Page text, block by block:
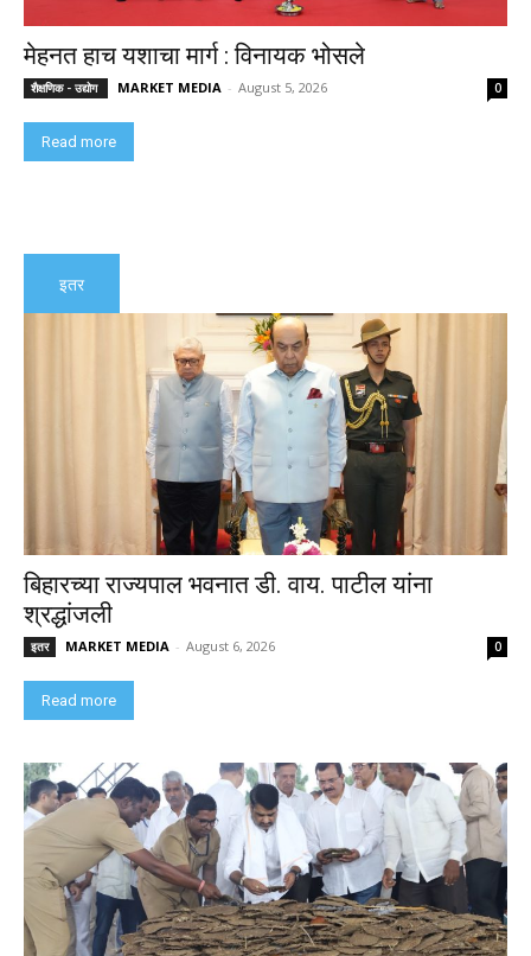
मेहनत हाच यशाचा मार्ग : विनायक भोसले
शैक्षणिक - उद्योग MARKET MEDIA - August 5, 2026 0
Read more
इतर
बिहारच्या राज्यपाल भवनात डी. वाय. पाटील यांना
श्रद्धांजली
इतर MARKET MEDIA - August 6, 2026 0
Read more